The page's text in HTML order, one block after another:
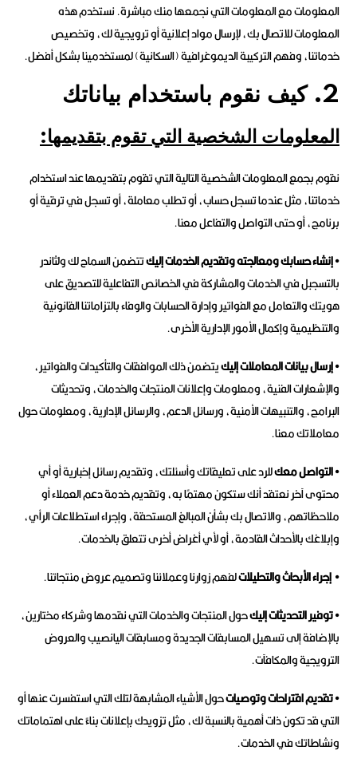
المعلومات مع المعلومات التي نجمعها منك مباشرة. نستخدم هذه
المعلومات للاتصال بك، لإرسال مواد إعلانية أو ترويجية لك، وتخصيص
خدماتنا، وفهم التركيبة الديموغرافية (السكانية) لمستخدمينا بشكل أفضل.
2. كيف نقوم باستخدام بياناتك
المعلومات الشخصية التي تقوم بتقديمها:
نقوم بجمع المعلومات الشخصية التالية التي تقوم بتقديمها عند استخدام
خدماتنا، مثل عندما تسجل حساب، أو تطلب معاملة، أو تسجل في ترقية أو
برنامج، أو حتى التواصل والتفاعل معنا.
• إنشاء حسابك ومعالجته وتقديم الخدمات إليكتتضمن السماح لك ولثاندر
بالتسجبل في الخدمات والمشاركة في الخصائص التفاعلية للتصديق على
هويتك والتعامل مع الفواتير وإدارة الحسابات والوفاء بالتزاماتنا القانونية
والتنظيمية وإكمال الأمور الإدارية الأخرى.
• إرسال بيانات المعاملات إليكيتضمن ذلك الموافقات والتأكيدات والفواتير،
والإشعارات الفنية، ومعلومات وإعلانات المنتجات والخدمات، وتحديثات
البرامج، والتنبيهات الأمنية، ورسائل الدعم، والرسائل الإدارية، ومعلومات حول
معاملاتك معنا.
• التواصل معكللرد على تعليقاتك وأسئلتك، وتقديم رسائل إخبارية أو أي
محتوى آخر نعتقد أنك ستكون مهتمًا به، وتقديم خدمة دعم العملاء أو
ملاحظاتهم، والاتصال بك بشأن المبالغ المستحقة، وإجراء استطلاعات الرأي،
وإبلاغك بالأحداث القادمة، أو لأي أغراض أخرى تتعلق بالخدمات.
• إجراء الأبحاث والتحليلاتلفهم زوارنا وعملائنا وتصميم عروض منتجاتنا.
• توفير التحديثات إليكحول المنتجات والخدمات التي نقدمها وشركاء مختارين،
بالإضافة إلى تسهيل المسابقات الجديدة ومسابقات اليانصيب والعروض
الترويجية والمكافآت.
• تقديم اقتراحات وتوصياتحول الأشياء المشابهة لتلك التي استفسرت عنها أو
التي قد تكون ذات أهمية بالنسبة لك، مثل تزويدك بإعلانات بناءً على اهتماماتك
ونشاطاتك في الخدمات.